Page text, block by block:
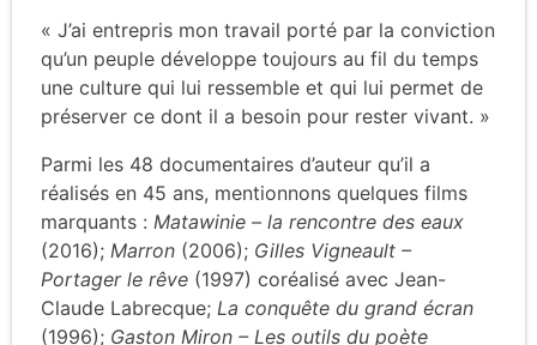
« J’ai entrepris mon travail porté par la conviction
qu’un peuple développe toujours au fil du temps
une culture qui lui ressemble et qui lui permet de
préserver ce dont il a besoin pour rester vivant. »
Parmi les 48 documentaires d’auteur qu’il a
réalisés en 45 ans, mentionnons quelques films
marquants : Matawinie – la rencontre des eaux
(2016); Marron (2006); Gilles Vigneault –
Portager le rêve (1997) coréalisé avec Jean-
Claude Labrecque; La conquête du grand écran
(1996); Gaston Miron – Les outils du poète